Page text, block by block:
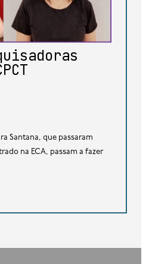
de dados
na mídia
Santana, que passaram
na ECA, passam a fazer